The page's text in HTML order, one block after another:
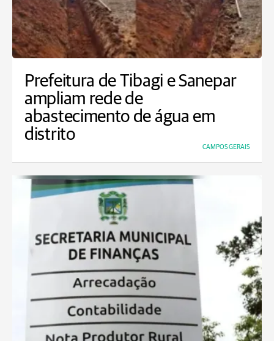
Prefeitura de Tibagi e Sanepar
ampliam rede de
abastecimento de água em
distrito
CAMPOS GERAIS